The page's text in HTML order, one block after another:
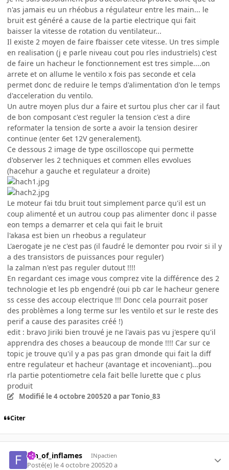
n'as jamais eu un rhéobus a régulateur entre les main... le
bruit est généré a cause de la partie electrique qui fait
baisser la vitesse de rotation du ventilateur...
Il existe 2 moyen de faire fbaisser cete vitesse. Un tres simple
en realisation (j e parle niveau cout pou rles industriels) c'est
de faire un hacheur le fonctionnement est tres simple....on
arrete et on allume le ventilo x fois pas seconde et cela
permet donc de reduire le temps d'alimentation d'on le temps
d'acceleration du ventilo.
Un autre moyen plus dur a faire et surtou plus cher car il faut
de bon composant c'est reguler la tension c'est a dire
reformater la tension de sorte a avoir la tension desirer
continue (enter 6et 12V generalement).
Ce dessous 2 image de type oscilloscope qui permette
d'observer les 2 techniques et commen elles evvolues
(hacehur a gauche et regulateur a droite)
Le moteur fai tdu bruit tout simplement parce qu'il est un
coup alimenté et un autrou coup pas alimenter donc il passe
eon temps a demarrer et cela qui fait le bruit
l'akasa est bien un rheobus a regulateur
L'aerogate je ne c'est pas (il faudré le demonter pou rvoir si il y
a des transistors de puissances pour reguler)
la zalman n'est pas reguler dutout !!!!
En regardant ces image vous comprez vite la différence des 2
technologie et les pb engendré (oui pb car le hacheur genere
ss cesse des accoup electrique !!! Donc cela pourrait poser
des problèmes a long terme sur les ventilo et sur le reste des
perif a cause des parasites créé !)
edit : bravo Jiriki bien trouvé je ne l'avais pas vu j'espere qu'il
apprendra des choses a beaucoup de monde !!!! Car sur ce
topic je trouve qu'il y a pas pas gran dmonde qui fait la diff
entre regulateur et hacheur (avantage et incoveniant)...pou
rla partie potentiometre cela fait belle lurette que c plus
produit
Modifié le 4 octobre 200520 a par Tonio_83
Citer
fan_of_inflames INpactien
Posté(e) le 4 octobre 200520 a